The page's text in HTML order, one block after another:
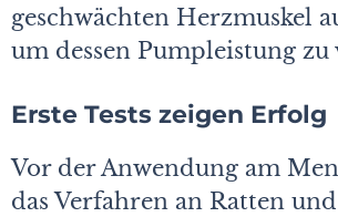
geschwächten Herzmuskel
um dessen Pumpleistung zu
Erste Tests zeigen Erfolg
Vor der Anwendung am
das Verfahren an Ratten